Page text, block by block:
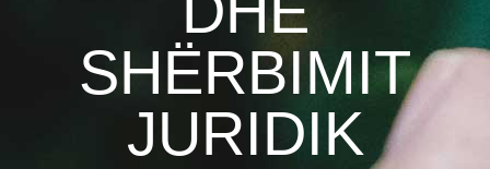
SHËRBIMIT
JURIDIK